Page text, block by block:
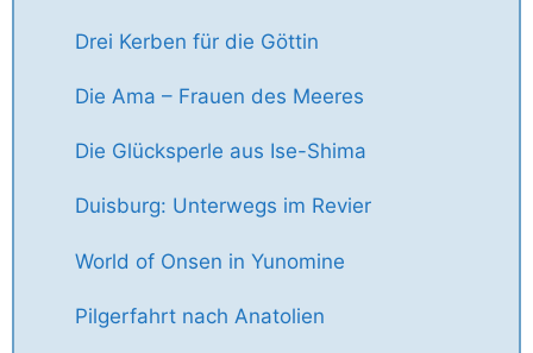
Drei Kerben für die Göttin
Die Ama – Frauen des Meeres
Die Glücksperle aus Ise-Shima
Duisburg: Unterwegs im Revier
World of Onsen in Yunomine
Pilgerfahrt nach Anatolien